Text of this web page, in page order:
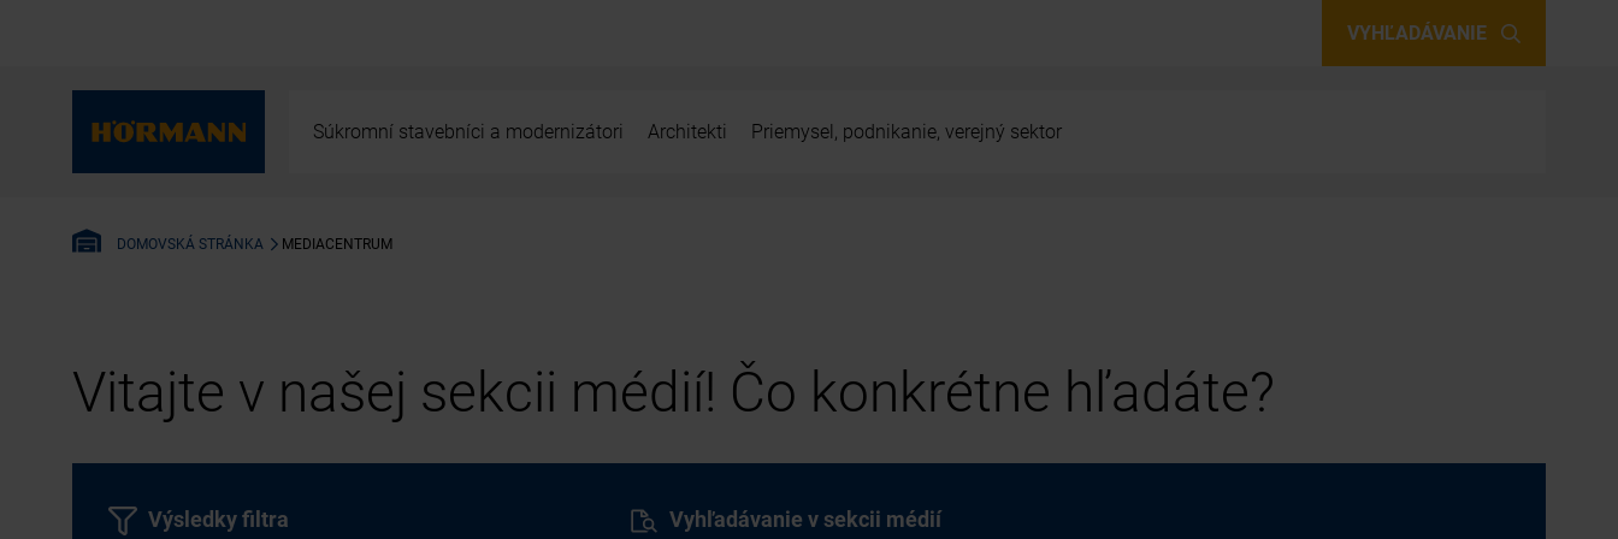
VYHĽADÁVANIE
Súkromní stavebníci a modernizátori Architekti Priemysel, podnikanie, verejný sektor
DOMOVSKÁ STRÁNKA MEDIACENTRUM
Vitajte v našej sekcii médií! Čo konkrétne hľadáte?
Vyhľadávanie v sekcii médií
Výsledky filtra